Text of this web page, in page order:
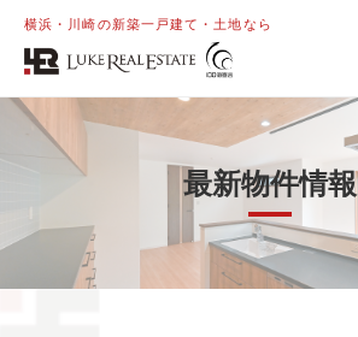
横浜・川崎の新築一戸建て・土地なら
最新物件情報